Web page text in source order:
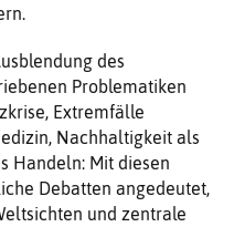
des
Problematiken
Extremfälle
Nachhaltigkeit als
Handeln: Mit diesen
Debatten angedeutet,
und zentrale